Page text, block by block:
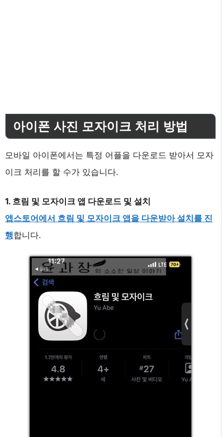
아이폰 사진 모자이크 처리 방법
모바일 아이폰에서는 특정 어플을 다운로드 받아서 모자
이크 처리를 할 수가 있습니다.
1. 흐림 및 모자이크 앱 다운로드 및 설치
앱스토어에서 흐림 및 모자이크 앱을 다운받아 설치를 진
행합니다.